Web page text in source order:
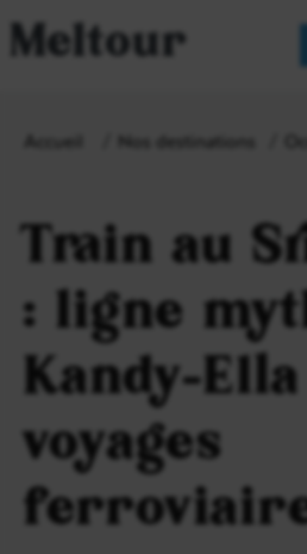
Meltour
Accueil Nos destinations
Train au
: ligne
Kandy-
voyages